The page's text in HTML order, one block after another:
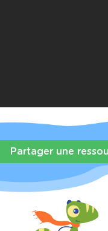
Partager une